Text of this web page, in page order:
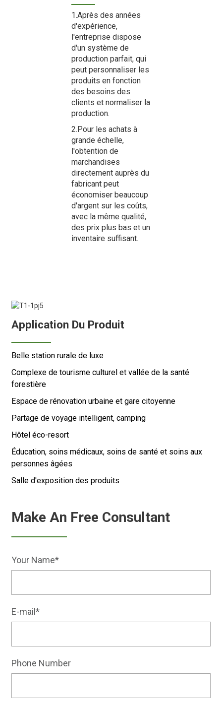
1.Après des années
d'expérience,
l'entreprise dispose
d'un système de
production parfait, qui
peut personnaliser les
produits en fonction
des besoins des
clients et normaliser la
production.
2.Pour les achats à
grande échelle,
l'obtention de
marchandises
directement auprès du
fabricant peut
économiser beaucoup
d'argent sur les coûts,
avec la même qualité,
des prix plus bas et un
inventaire suffisant.
Application Du Produit
Belle station rurale de luxe
Complexe de tourisme culturel et vallée de la santé
forestière
Espace de rénovation urbaine et gare citoyenne
Partage de voyage intelligent, camping
Hôtel éco-resort
Éducation, soins médicaux, soins de santé et soins aux
personnes âgées
Salle d'exposition des produits
Make An Free Consultant
Your Name*
E-mail*
Phone Number